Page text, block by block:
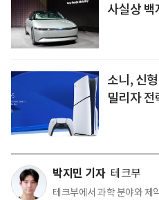
사실상 백
소니, 신
밀리자 전
박지민 기자 테크부
테크부에서 과학 분야와 제